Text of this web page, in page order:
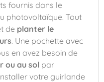
fournis dans le
photovoltaïque. Tout
de planter le
. Une pochette avec
en avez besoin de
ou au sol par
votre guirlande